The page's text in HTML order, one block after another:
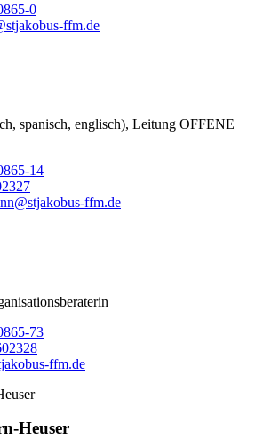
0
ffm.de
spanisch, englisch), Leitung OFFENE
14
ffm.de
73
ffm.de
Heuser